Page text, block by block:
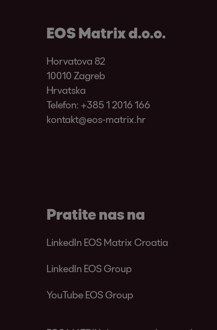
EOS Matrix d.o.o.
Horvatova 82
10010 Zagreb
Hrvatska
Telefon: +385 1 2016 166
kontakt@eos-matrix.hr
Pratite nas na
LinkedIn EOS Matrix Croatia
LinkedIn EOS Group
YouTube EOS Group